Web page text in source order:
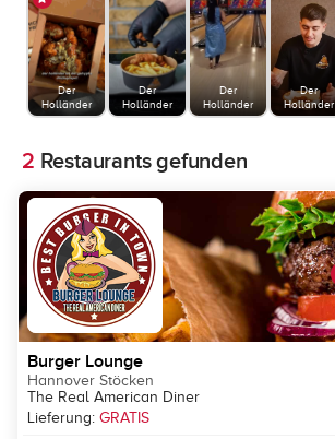
Der
Holländer
Der
Holländer
Der
Holländer
Der
Holländer
2 Restaurants gefunden
Burger Lounge
Hannover Stöcken
The Real American Diner
Lieferung: GRATIS